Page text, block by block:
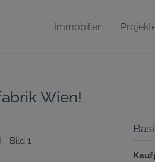
Immobilien
Wien!